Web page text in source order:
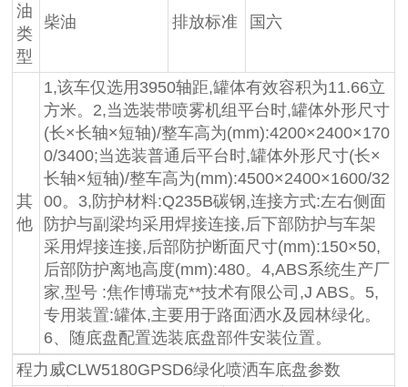
油
类
型
柴油 排放标准 国六
其
他
1,该车仅选用3950轴距,罐体有效容积为11.66立
方米。2,当选装带喷雾机组平台时,罐体外形尺寸
(长×长轴×短轴)/整车高为(mm):4200×2400×170
0/3400;当选装普通后平台时,罐体外形尺寸(长×
长轴×短轴)/整车高为(mm):4500×2400×1600/32
00。3,防护材料:Q235B碳钢,连接方式:左右侧面
防护与副梁均采用焊接连接,后下部防护与车架
采用焊接连接,后部防护断面尺寸(mm):150×50,
后部防护离地高度(mm):480。4,ABS系统生产厂
家,型号 :焦作博瑞克**技术有限公司,J ABS。5,
专用装置:罐体,主要用于路面洒水及园林绿化。
6、随底盘配置选装底盘部件安装位置。
程力威CLW5180GPSD6绿化喷洒车底盘参数